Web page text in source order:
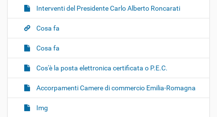
Interventi del Presidente Carlo Alberto Roncarati
Cosa fa
Cosa fa
Cos'è la posta elettronica certificata o P.E.C.
Accorpamenti Camere di commercio Emilia-Romagna
Img